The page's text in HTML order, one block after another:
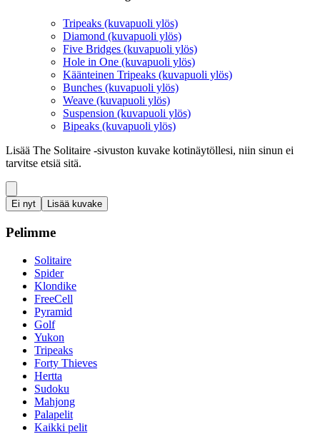
Tripeaks (kuvapuoli ylös)
Diamond (kuvapuoli ylös)
Five Bridges (kuvapuoli ylös)
Hole in One (kuvapuoli ylös)
Käänteinen Tripeaks (kuvapuoli ylös)
Bunches (kuvapuoli ylös)
Weave (kuvapuoli ylös)
Suspension (kuvapuoli ylös)
Bipeaks (kuvapuoli ylös)
Lisää The Solitaire -sivuston kuvake kotinäytöllesi, niin sinun ei
tarvitse etsiä sitä.
Ei nyt Lisää kuvake
Pelimme
Solitaire
Spider
Klondike
FreeCell
Pyramid
Golf
Yukon
Tripeaks
Forty Thieves
Hertta
Sudoku
Mahjong
Palapelit
Kaikki pelit